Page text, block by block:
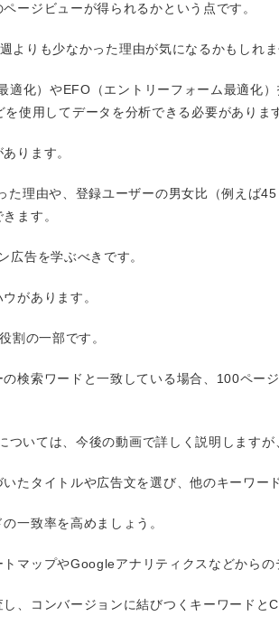
ージビューが得られるかという点です。
りも少なかった理由が気になるかもしれま
化）やEFO（エントリーフォーム最適化
使用してデータを分析できる必要がありま
ります。
理由や、登録ユーザーの男女比（例えば
ます。
広告を学ぶべきです。
があります。
割の一部です。
検索ワードと一致している場合、100ペー
いては、今後の動画で詳しく説明します
たタイトルや広告文を選び、他のキーワー
一致率を高めましょう。
マップやGoogleアナリティクスなどからの
、コンバージョンに結びつくキーワード